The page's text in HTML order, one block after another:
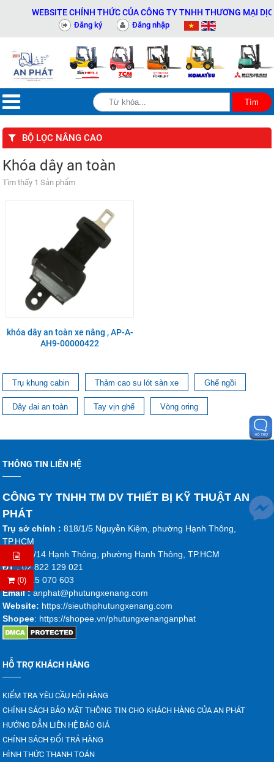
WEBSITE CHÍNH THỨC CỦA CÔNG TY TNHH THƯƠNG MẠI
Đăng ký Đăng nhập
(0)
BỘ LỌC NÂNG CAO
Khóa dây an toàn
Tìm thấy 1 Sản phẩm
khóa dây an toàn xe nâng , AP-A-
AH9-00000422
Trụ khung cabin Thảm cao su lót sàn xe Ghế ngồi
Dây đai an toàn Tay vịn ghế Vòng oring
THÔNG TIN LIÊN HỆ
CÔNG TY TNHH TM DV THIẾT BỊ KỸ THUẬT AN
PHÁT
Trụ sở chính : 818/1/5 Nguyễn Kiệm, phường Hạnh Thông,
TP.HCM
ĐKD :
5/14 Hạnh Thông, phường Hạnh Thông, TP.HCM
ĐT :02 822 129 021
DĐ:0915 070 603
Email :anphat@phutungxenang.com
Website: https://sieuthiphutungxenang.com
Shopee: https://shopee.vn/phutungxenanganphat
HỖ TRỢ KHÁCH HÀNG
KIỂM TRA YÊU CẦU HỎI HÀNG
CHÍNH SÁCH BẢO MẬT THÔNG TIN CHO KHÁCH HÀNG CỦA AN PHÁT
HƯỚNG DẪN LIÊN HỆ BÁO GIÁ
CHÍNH SÁCH ĐỔI TRẢ HÀNG
HÌNH THỨC THANH TOÁN